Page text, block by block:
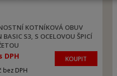
KOTNÍKOVÁ OBUV
BASIC S3, S OCELOVOU ŠPICÍ
DPH
bez DPH
KOUPIT